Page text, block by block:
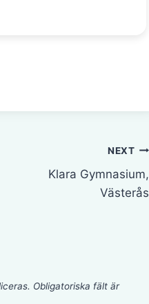
NEXT
Klara Gymnasium,
Västerås
Obligatoriska fält är